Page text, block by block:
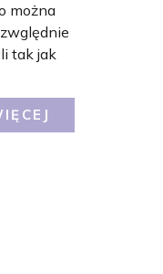
można
tak jak